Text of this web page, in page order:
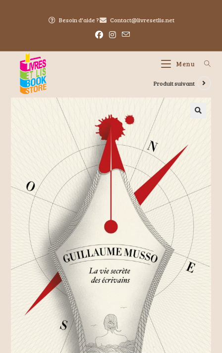
Besoin d'aide ? Contact@livresetlis.net
Menu
Produit suivant